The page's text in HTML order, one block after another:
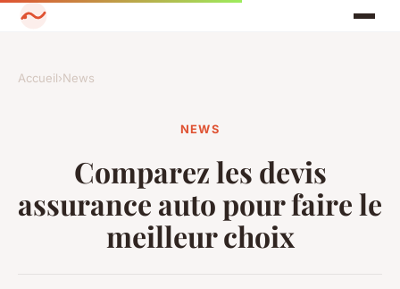
Accueil›News
NEWS
Comparez les devis
assurance auto pour faire le
meilleur choix